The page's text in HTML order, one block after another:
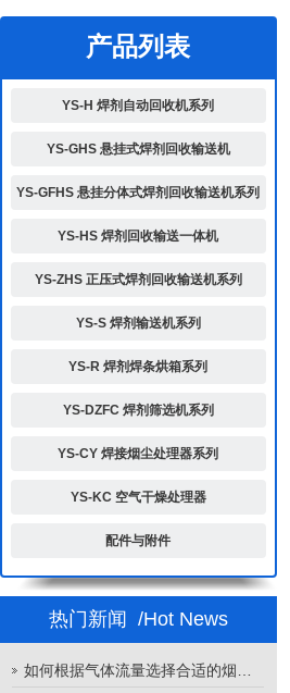
产品列表
YS-H 焊剂自动回收机系列
YS-GHS 悬挂式焊剂回收输送机
YS-GFHS 悬挂分体式焊剂回收输送机系列
YS-HS 焊剂回收输送一体机
YS-ZHS 正压式焊剂回收输送机系列
YS-S 焊剂输送机系列
YS-R 焊剂焊条烘箱系列
YS-DZFC 焊剂筛选机系列
YS-CY 焊接烟尘处理器系列
YS-KC 空气干燥处理器
配件与附件
热门新闻 /Hot News